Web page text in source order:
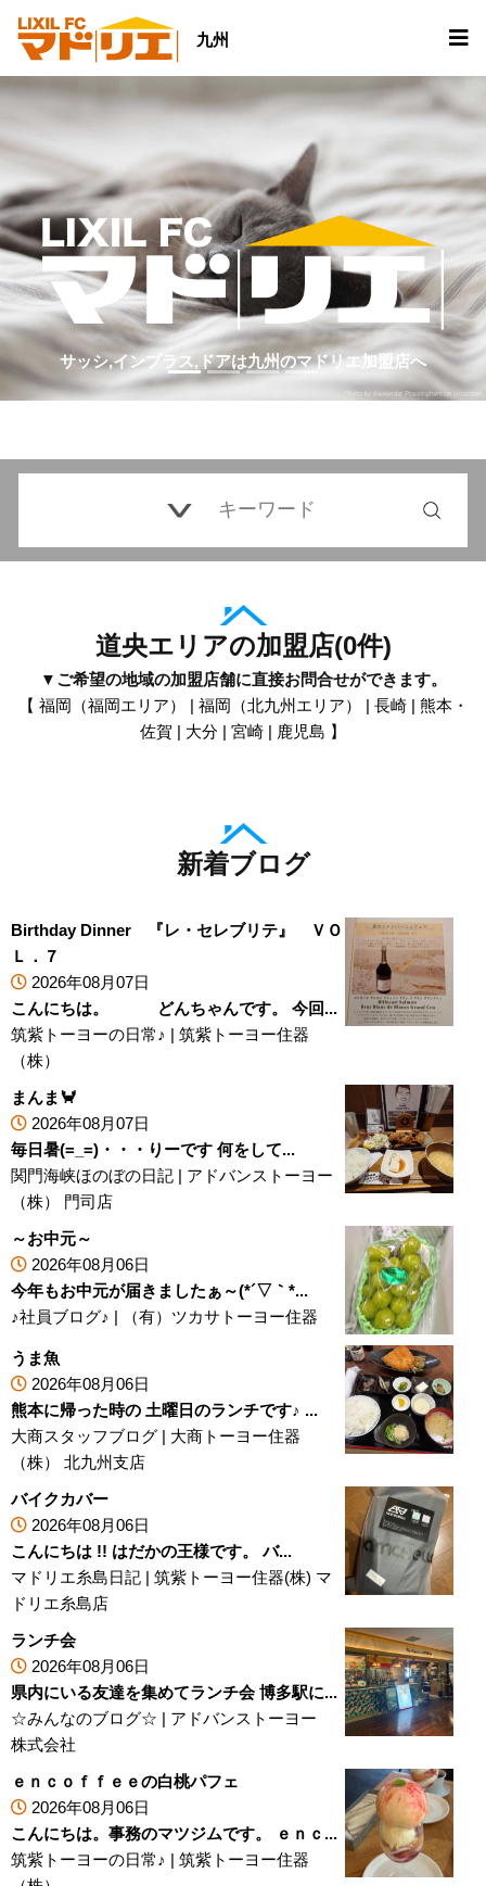
九州
サッシ,インプラス,ドアは九州のマドリエ加盟店へ
道央エリアの加盟店(0件)
▼ご希望の地域の加盟店舗に直接お問合せができます。
【 福岡（福岡エリア） | 福岡（北九州エリア） | 長崎| 熊本・
佐賀 | 大分 | 宮崎 | 鹿児島 】
新着ブログ
Birthday Dinner 『レ・セレブリテ』 ＶＯ
Ｌ．７
2026年08月07日
こんにちは。 どんちゃんです。 今回...
筑紫トーヨーの日常♪ | 筑紫トーヨー住器
（株）
まんま🦀
2026年08月07日
毎日暑(=_=)・・・りーです 何をして...
関門海峡ほのぼの日記 | アドバンストーヨー
（株） 門司店
～お中元～
2026年08月06日
今年もお中元が届きましたぁ～(*´▽｀*...
♪社員ブログ♪ | （有）ツカサトーヨー住器
うま魚
2026年08月06日
熊本に帰った時の 土曜日のランチです♪ ...
大商スタッフブログ | 大商トーヨー住器
（株） 北九州支店
バイクカバー
2026年08月06日
こんにちは !! はだかの王様です。 バ...
マドリエ糸島日記 | 筑紫トーヨー住器(株) マ
ドリエ糸島店
ランチ会
2026年08月06日
県内にいる友達を集めてランチ会 博多駅に...
☆みんなのブログ☆ | アドバンストーヨー
株式会社
ｅｎｃｏｆｆｅｅの白桃パフェ
2026年08月06日
こんにちは。事務のマツジムです。 ｅｎｃ...
筑紫トーヨーの日常♪ | 筑紫トーヨー住器